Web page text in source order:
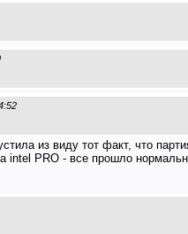
из виду тот факт, что
intel PRO - все прошло